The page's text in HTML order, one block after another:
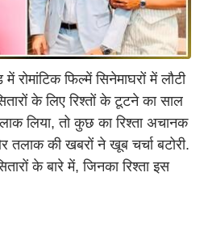
रोमांटिक फिल्में सिनेमाघरों में लौटी
के लिए रिश्तों के टूटने का साल
लिया, तो कुछ का रिश्ता अचानक
की खबरों ने खूब चर्चा बटोरी.
के बारे में, जिनका रिश्ता इस